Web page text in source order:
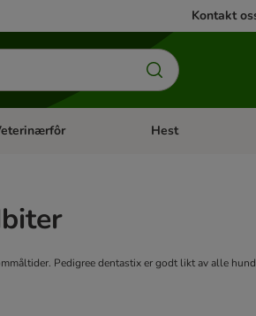
Kontakt
kategorimeny: Fisk Åpne
Hest
Pedigree dentastix er godt likt av alle